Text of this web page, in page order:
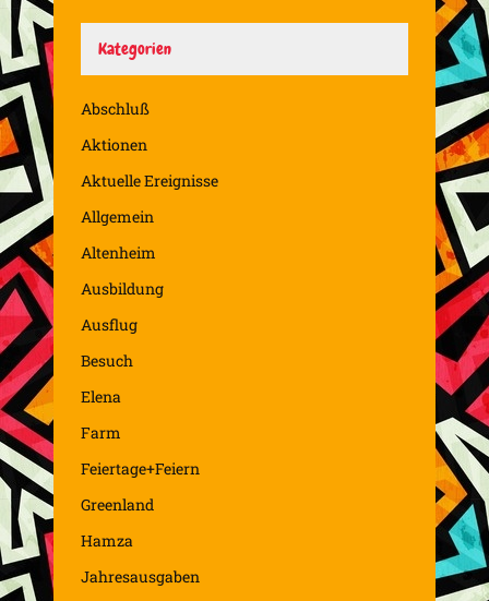
Kategorien
Abschluß
Aktionen
Aktuelle Ereignisse
Allgemein
Altenheim
Ausbildung
Ausflug
Besuch
Elena
Farm
Feiertage+Feiern
Greenland
Hamza
Jahresausgaben